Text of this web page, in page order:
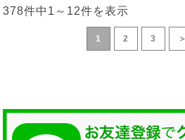
378件中 1 ～ 12件を表示
1 2 3 ＞